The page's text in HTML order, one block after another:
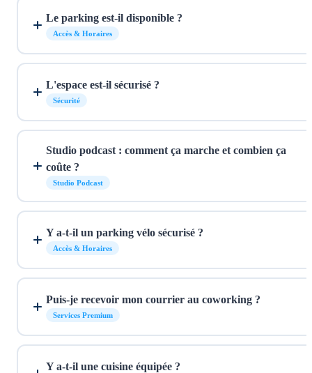
Le parking est-il disponible ?
Accès & Horaires
L'espace est-il sécurisé ?
Sécurité
Studio podcast : comment ça marche et combien ça
coûte ?
Studio Podcast
Y a-t-il un parking vélo sécurisé ?
Accès & Horaires
Puis-je recevoir mon courrier au coworking ?
Services Premium
Y a-t-il une cuisine équipée ?